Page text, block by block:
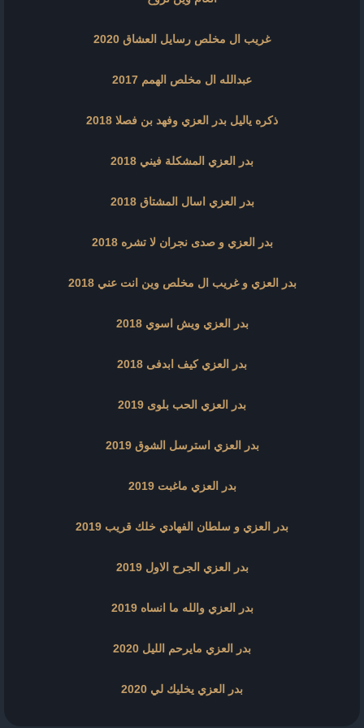
غريب ال مخلص رسايل العشاق 2020
عبدالله ال مخلص الهمم 2017
ذكره ياليل بدر العزي وفهد بن فصلا 2018
بدر العزي المشكلة فيني 2018
بدر العزي اسال المشتاق 2018
بدر العزي و صدى نجران لا تشره 2018
بدر العزي و غريب ال مخلص وين انت عني 2018
بدر العزي ويش اسوي 2018
بدر العزي كيف ابدفى 2018
بدر العزي الحب بلوى 2019
بدر العزي استرسل الشوق 2019
بدر العزي ماغبت 2019
بدر العزي و سلطان الفهادي خلك قريب 2019
بدر العزي الجرح الاول 2019
بدر العزي والله ما انساه 2019
بدر العزي مايرحم الليل 2020
بدر العزي يخليك لي 2020